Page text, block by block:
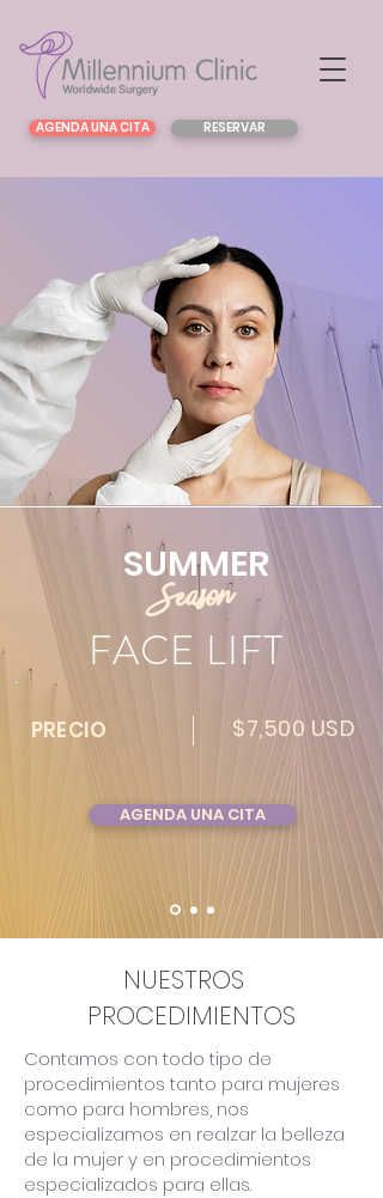
RESERVAR
AGENDA UNA CITA
SUMMER
Season
FACE LIFT
PRECIO $7,500 USD
AGENDA UNA CITA
NUESTROS
PROCEDIMIENTOS
Contamos con todo tipo de
procedimientos tanto para mujeres
como para hombres, nos
especializamos en realzar la belleza
de la mujer y en procedimientos
especializados para ellas.